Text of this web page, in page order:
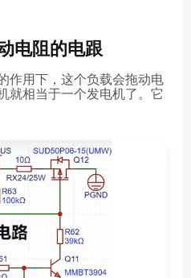
电阻的电跟
作用下，这个负载会拖动电
就相当于一个发电机了。它